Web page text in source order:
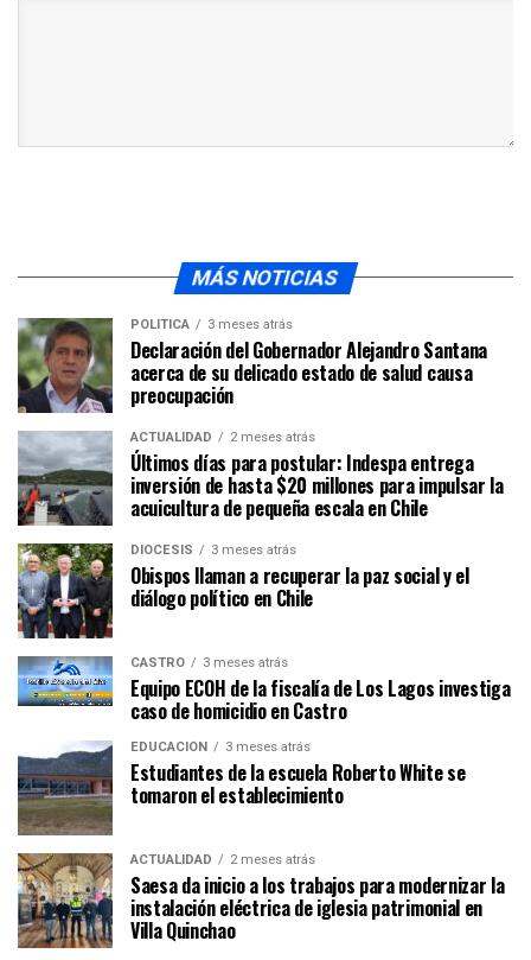
MÁS NOTICIAS
POLÍTICA 3 meses atrás
Declaración del Gobernador Alejandro Santana
acerca de su delicado estado de salud causa
preocupación
ACTUALIDAD 2 meses atrás
Últimos días para postular: Indespa entrega
inversión de hasta $20 millones para impulsar la
acuicultura de pequeña escala en Chile
DIÓCESIS 3 meses atrás
Obispos llaman a recuperar la paz social y el
diálogo político en Chile
CASTRO 3 meses atrás
Equipo ECOH de la fiscalía de Los Lagos investiga
caso de homicidio en Castro
EDUCACIÓN 3 meses atrás
Estudiantes de la escuela Roberto White se
tomaron el establecimiento
ACTUALIDAD 2 meses atrás
Saesa da inicio a los trabajos para modernizar la
instalación eléctrica de iglesia patrimonial en
Villa Quinchao